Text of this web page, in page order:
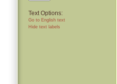
Text Options:
Go to English text
Hide text labels